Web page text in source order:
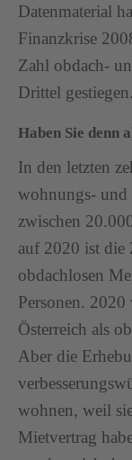
Datenmaterial
Finanzkrise
Zahl obdach-
Drittel gestiegen.
Haben Sie denn
In den letzten
wohnungs- und
zwischen
auf 2020 ist die
obdachlosen
Personen.
Österreich als
Aber die
wohnen, weil
Mietvertrag